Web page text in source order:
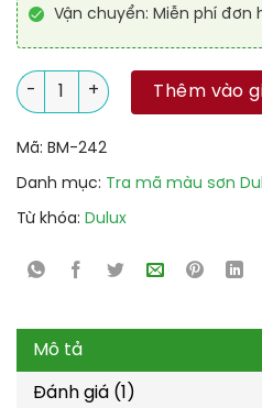
Vận chuyển: Miễn phí đơn
38YY 85/096 + Mã Sơn Dulux
Thêm vào
Mã: BM-242
Danh mục: Tra mã màu sơn
Từ khóa: Dulux
Mô tả
Đánh giá (1)